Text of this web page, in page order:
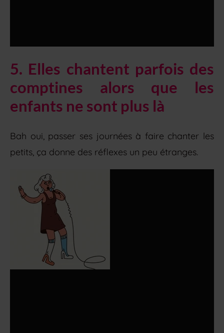
5. Elles chantent parfois des
comptines alors que les
enfants ne sont plus là
Bah oui, passer ses journées à faire chanter les
petits, ça donne des réflexes un peu étranges.